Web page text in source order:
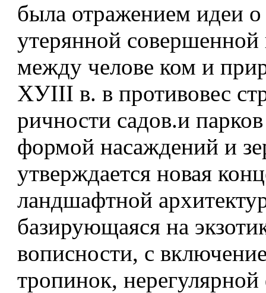
была отражением идеи
утерянной
между челове­ ком и
ХУIII в. в противовес
ричности садов.и
формой насаждений и
утверждается новая
ландшафтной
базирующаяся на
вописности, с
тропинок,